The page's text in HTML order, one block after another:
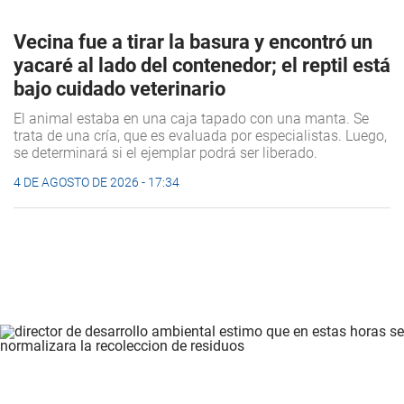
Vecina fue a tirar la basura y encontró un
yacaré al lado del contenedor; el reptil está
bajo cuidado veterinario
El animal estaba en una caja tapado con una manta. Se
trata de una cría, que es evaluada por especialistas. Luego,
se determinará si el ejemplar podrá ser liberado.
4 DE AGOSTO DE 2026 - 17:34